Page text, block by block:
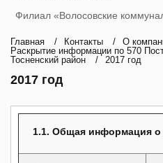
Филиал «Волосовские
Главная / Контакты / О
Раскрытие информации по 570
Тосненский район
/ 2017 год
2017 год
1.1. Общая информация о